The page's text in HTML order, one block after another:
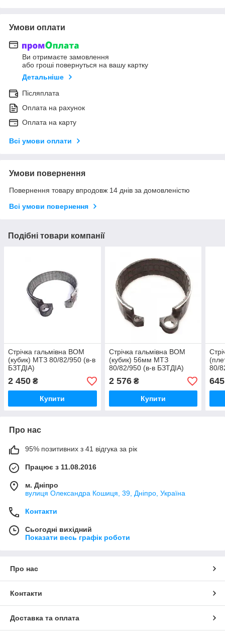
Умови оплати
Ви отримаєте замовлення
або гроші повернуться на вашу картку
Детальніше
Післяплата
Оплата на рахунок
Оплата на карту
Всі умови оплати
Умови повернення
Повернення товару впродовж 14 днів за домовленістю
Всі умови повернення
Подібні товари компанії
Стрічка гальмівна ВОМ
(кубик) МТЗ 80/82/950 (в-в
БЗТДІА)
2 450 ₴
Купити
Стрічка гальмівна ВОМ
(кубик) 56мм МТЗ
80/82/950 (в-в БЗТДІА)
2 576₴
Купити
80/
645
Про нас
95% позитивних з 41 відгука за рік
Працює з 11.08.2016
м. Дніпро
вулиця Олександра Кошиця, 39, Дніпро, Україна
Контакти
Сьогодні вихідний
Показати весь графік роботи
Про нас
Контакти
Доставка та оплата